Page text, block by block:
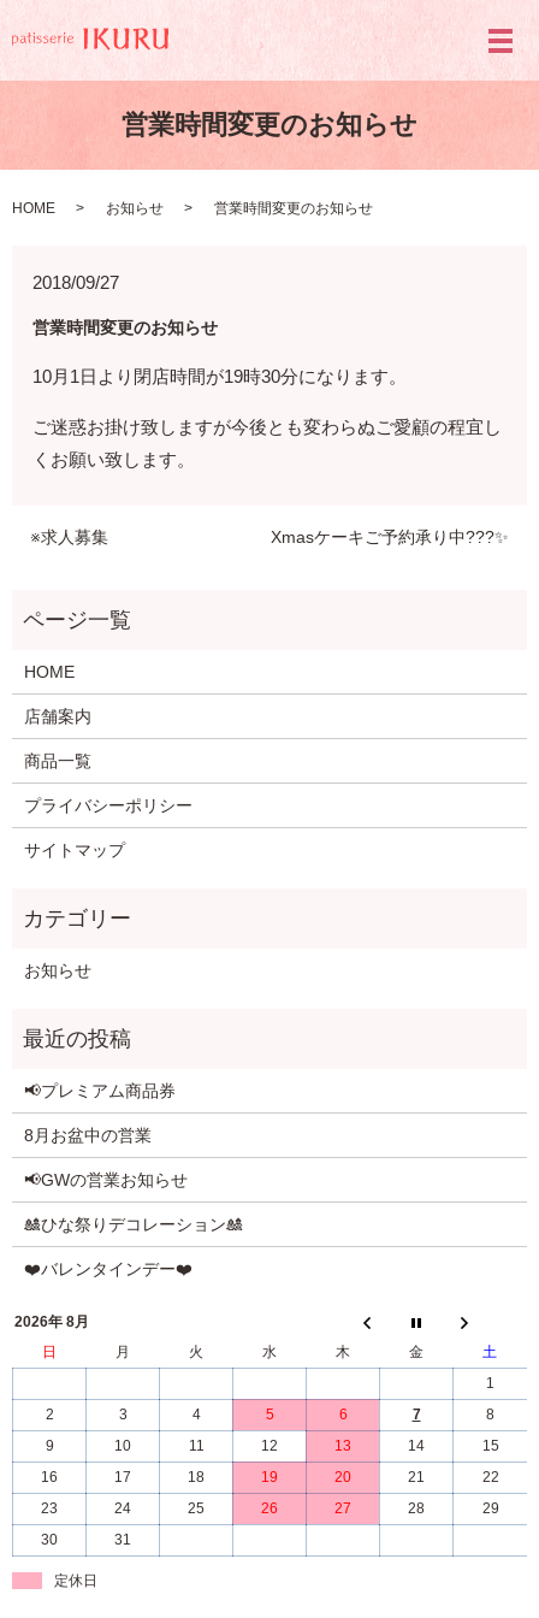
メ
営業時間変更のお知らせ
HOME お知らせ 営業時間変更のお知らせ
2018/09/27
営業時間変更のお知らせ
10月1日より閉店時間が19時30分になります。
ご迷惑お掛け致しますが今後とも変わらぬご愛顧の程宜し
くお願い致します。
※求人募集 Xmasケーキご予約承り中???✨
HOME
店舗案内
商品一覧
プライバシーポリシー
サイトマップ
お知らせ
📢プレミアム商品券
8月お盆中の営業
📢GWの営業お知らせ
🎎ひな祭りデコレーション🎎
❤️バレンタインデー❤️
2026年 8月
日
月 火 水 木 金
土
1
2
3 4 5 6 7
8
9
10 11 12 13 14
15
16
17 18 19 20 21
22
23
24 25 26 27 28
29
30
31
定休日